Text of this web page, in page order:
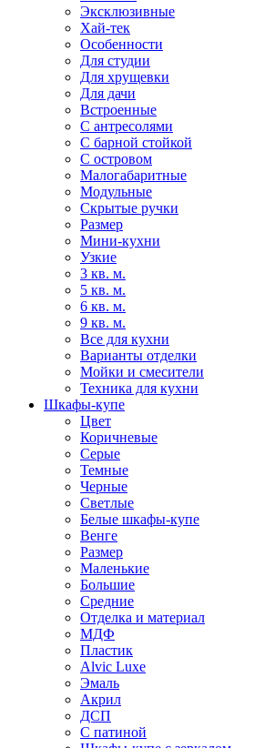
Эксклюзивные
Хай-тек
Особенности
Для студии
Для хрущевки
Для дачи
Встроенные
С антресолями
С барной стойкой
С островом
Малогабаритные
Модульные
Скрытые ручки
Размер
Мини-кухни
Узкие
3 кв. м.
5 кв. м.
6 кв. м.
9 кв. м.
Все для кухни
Варианты отделки
Мойки и смесители
Техника для кухни
Шкафы-купе
Цвет
Коричневые
Серые
Темные
Черные
Светлые
Белые шкафы-купе
Венге
Размер
Маленькие
Большие
Средние
Отделка и материал
МДФ
Пластик
Alvic Luxe
Эмаль
Акрил
ДСП
С патиной